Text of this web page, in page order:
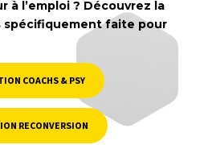
à l’emploi ? Découvrez la
faite pour
COACHS & PSY
RECONVERSION